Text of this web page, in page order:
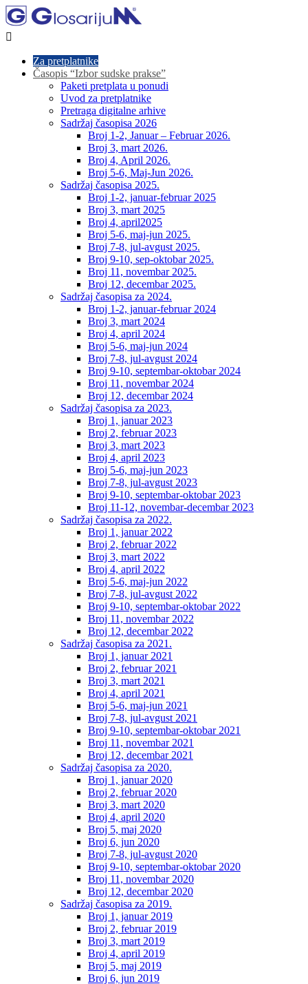

Za pretplatnike
Časopis “Izbor sudske prakse”
Paketi pretplata u ponudi
Uvod za pretplatnike
Pretraga digitalne arhive
Sadržaj časopisa 2026
Broj 1-2, Januar – Februar 2026.
Broj 3, mart 2026.
Broj 4, April 2026.
Broj 5-6, Maj-Jun 2026.
Sadržaj časopisa 2025.
Broj 1-2, januar-februar 2025
Broj 3, mart 2025
Broj 4, april2025
Broj 5-6, maj-jun 2025.
Broj 7-8, jul-avgust 2025.
Broj 9-10, sep-oktobar 2025.
Broj 11, novembar 2025.
Broj 12, decembar 2025.
Sadržaj časopisa za 2024.
Broj 1-2, januar-februar 2024
Broj 3, mart 2024
Broj 4, april 2024
Broj 5-6, maj-jun 2024
Broj 7-8, jul-avgust 2024
Broj 9-10, septembar-oktobar 2024
Broj 11, novembar 2024
Broj 12, decembar 2024
Sadržaj časopisa za 2023.
Broj 1, januar 2023
Broj 2, februar 2023
Broj 3, mart 2023
Broj 4, april 2023
Broj 5-6, maj-jun 2023
Broj 7-8, jul-avgust 2023
Broj 9-10, septembar-oktobar 2023
Broj 11-12, novembar-decembar 2023
Sadržaj časopisa za 2022.
Broj 1, januar 2022
Broj 2, februar 2022
Broj 3, mart 2022
Broj 4, april 2022
Broj 5-6, maj-jun 2022
Broj 7-8, jul-avgust 2022
Broj 9-10, septembar-oktobar 2022
Broj 11, novembar 2022
Broj 12, decembar 2022
Sadržaj časopisa za 2021.
Broj 1, januar 2021
Broj 2, februar 2021
Broj 3, mart 2021
Broj 4, april 2021
Broj 5-6, maj-jun 2021
Broj 7-8, jul-avgust 2021
Broj 9-10, septembar-oktobar 2021
Broj 11, novembar 2021
Broj 12, decembar 2021
Sadržaj časopisa za 2020.
Broj 1, januar 2020
Broj 2, februar 2020
Broj 3, mart 2020
Broj 4, april 2020
Broj 5, maj 2020
Broj 6, jun 2020
Broj 7-8, jul-avgust 2020
Broj 9-10, septembar-oktobar 2020
Broj 11, novembar 2020
Broj 12, decembar 2020
Sadržaj časopisa za 2019.
Broj 1, januar 2019
Broj 2, februar 2019
Broj 3, mart 2019
Broj 4, april 2019
Broj 5, maj 2019
Broj 6, jun 2019